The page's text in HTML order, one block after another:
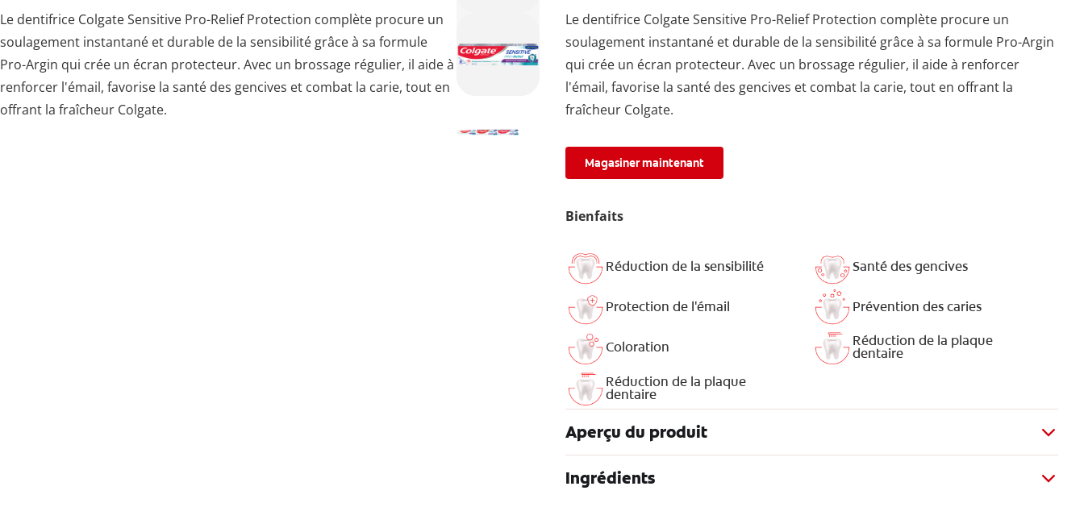
Le dentifrice Colgate Sensitive Pro-Relief Protection complète procure un
soulagement instantané et durable de la sensibilité grâce à sa formule
Pro-Argin qui crée un écran protecteur. Avec un brossage régulier, il aide à
renforcer l'émail, favorise la santé des gencives et combat la carie, tout en
offrant la fraîcheur Colgate.
Le dentifrice Colgate Sensitive Pro-Relief Protection complète procure un
soulagement instantané et durable de la sensibilité grâce à sa formule Pro-Argin
qui crée un écran protecteur. Avec un brossage régulier, il aide à renforcer
l'émail, favorise la santé des gencives et combat la carie, tout en offrant la
fraîcheur Colgate.
Magasiner maintenant
Bienfaits
Réduction de la sensibilité Santé des gencives
Protection de l'émail Prévention des caries
Coloration Réduction de la plaque
dentaire
Réduction de la plaque
dentaire
Aperçu du produit
Ingrédients